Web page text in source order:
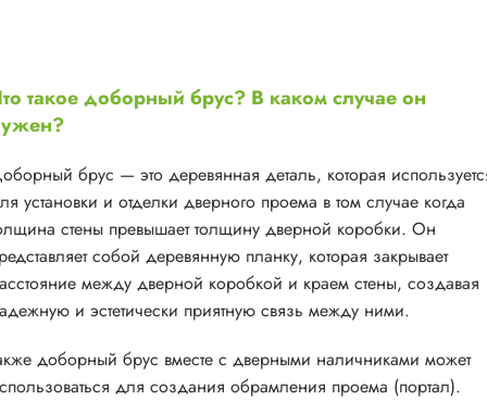
такое доборный брус? В каком случае он
брус — это деревянная деталь, которая
установки и отделки дверного проема в том случае когда
стены превышает толщину дверной коробки. Он
собой деревянную планку, которая закрывает
между дверной коробкой и краем стены, создавая
и эстетически приятную связь между ними.
доборный брус вместе с дверными наличниками может
для создания обрамления проема (портал).